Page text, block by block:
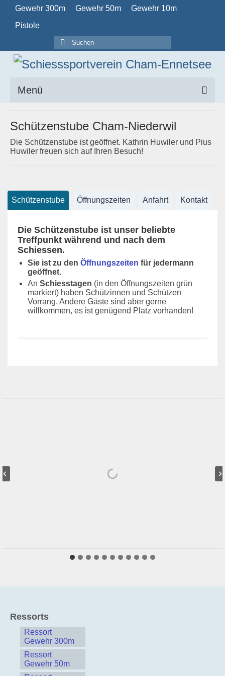
Gewehr 300m Gewehr 50m
Gewehr 10m
Pistole
Suchen
nach:
Menü
Verein
Schützenstuben
Newsletter
Fotogalerie
Links
Archiv
Schützenstube Cham-Niederwil
Die Schützenstube ist geöffnet. Kathrin Huwiler und Pius
Huwiler freuen sich auf Ihren Besuch!
Schützenstube Öffnungszeiten Anfahrt Kontakt
Die Schützenstube ist unser beliebte
Treffpunkt während und nach dem
Schiessen.
Sie ist zu den Öffnungszeiten für jedermann
geöffnet.
An Schiesstagen (in den Öffnungszeiten grün
markiert) haben Schützinnen und Schützen
Vorrang. Andere Gäste sind aber gerne
willkommen, es ist genügend Platz vorhanden!
Ressorts
Ressort
Gewehr 300m
Ressort
Gewehr 50m